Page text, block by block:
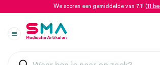
We scoren een gemiddelde van 7.1! (11